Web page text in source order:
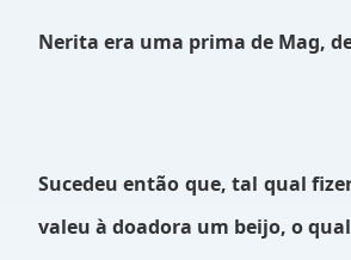
Nerita era uma prima de Mag,
Sucedeu então que, tal qual
valeu à doadora um beijo, o